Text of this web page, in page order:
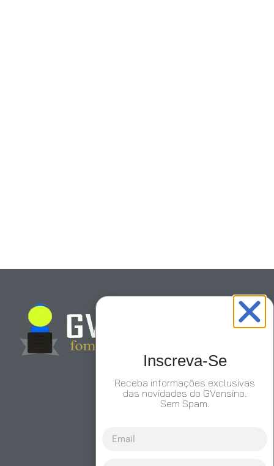
Inscreva-Se
Receba informações exclusivas
das novidades do GVensino.
Sem Spam.